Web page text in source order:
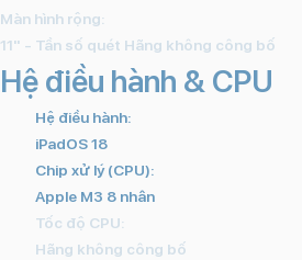
Màn hình rộng:
11" - Tần số quét Hãng không công bố
Hệ điều hành & CPU
Hệ điều hành:
iPadOS 18
Chip xử lý (CPU):
Apple M3 8 nhân
Tốc độ CPU:
Hãng không công bố